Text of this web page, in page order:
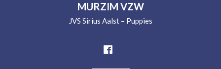
MURZIM VZW
JVS Sirius Aalst – Puppies